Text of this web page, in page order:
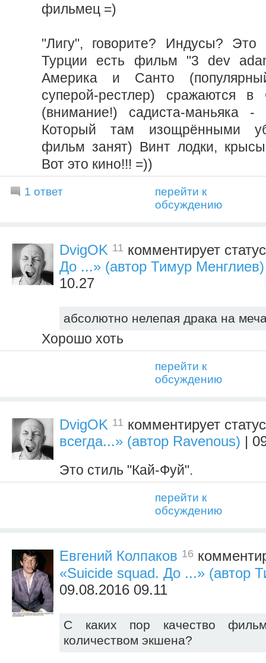
фильмец =)
"Лигу", говорите? Индусы?
Турции есть фильм "3 dev
Америка и Санто
суперой-рестлер) сражаются в
(внимание!) садиста-маньяка -
Который там изощрёнными
фильм занят) Винт лодки,
Вот это кино!!! =))
1 ответ
перейти к
обсуждению
DvigOK 11 комментирует
До ...» (автор Тимур Менглиев)
10.27
абсолютно нелепая драка на
Хорошо хоть
перейти к
обсуждению
DvigOK 11 комментирует
всегда...» (автор Ravenous) |
Это стиль "Кай-Фуй".
перейти к
обсуждению
Евгений Колпаков 16
«Suicide squad. До ...» (автор
09.08.2016 09.11
С каких пор качество
количеством экшена?